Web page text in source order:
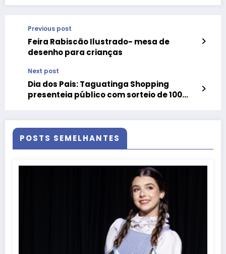
Previous post
Feira Rabiscão Ilustrado- mesa de
desenho para crianças
Next post
Dia dos Pais: Taguatinga Shopping
presenteia público com sorteio de 100
POSTS SEMELHANTES